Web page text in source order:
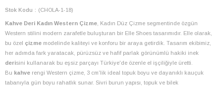
Stok Kodu (CHOLA-1-18)
Kahve Deri Kadın Western Çizme , Kadın Düz Çizme segmentinde özgün
Western stilini modern zarafetle buluşturan bir Elle Shoes tasarımıdır. Elle olarak,
bu özel çizme modelinde kaliteyi ve konforu bir araya getirdik. Tasarım ekibimiz,
her adımda fark yaratacak, pürüzsüz ve hafif parlak görünümlü hakiki inek
derisini kullanarak bu eşsiz parçayı Türkiye'de özenle el işçiliğiyle üretti.
Bu kahve rengi Western çizme, 3 cm'lik ideal topuk boyu ve dayanıklı kauçuk
tabanıyla gün boyu rahatlık sunar. Sivri burun yapısı, topuk ve bilek